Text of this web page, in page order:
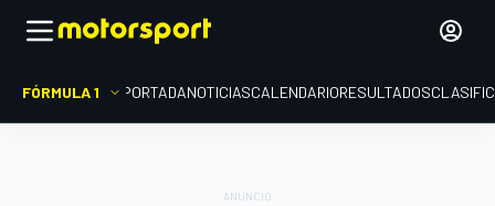
FÓRMULA 1 PORTADANOTICIASCALENDARIORESULTADOS